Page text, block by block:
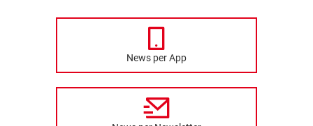
News per App